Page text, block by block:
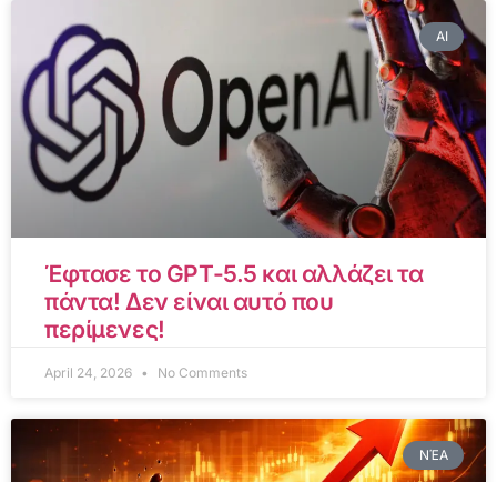
AI
Έφτασε το GPT-5.5 και αλλάζει τα
πάντα! Δεν είναι αυτό που
περίμενες!
April 24, 2026 No Comments
ΝΈΑ